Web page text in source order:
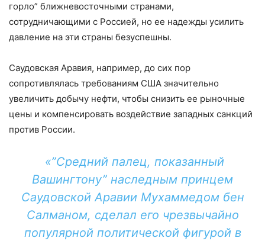
горло” ближневосточными странами,
сотрудничающими с Россией, но ее надежды усилить
давление на эти страны безуспешны.
Саудовская Аравия, например, до сих пор
сопротивлялась требованиям США значительно
увеличить добычу нефти, чтобы снизить ее рыночные
цены и компенсировать воздействие западных санкций
против России.
«”Средний палец, показанный
Вашингтону” наследным принцем
Саудовской Аравии Мухаммедом бен
Салманом, сделал его чрезвычайно
популярной политической фигурой в